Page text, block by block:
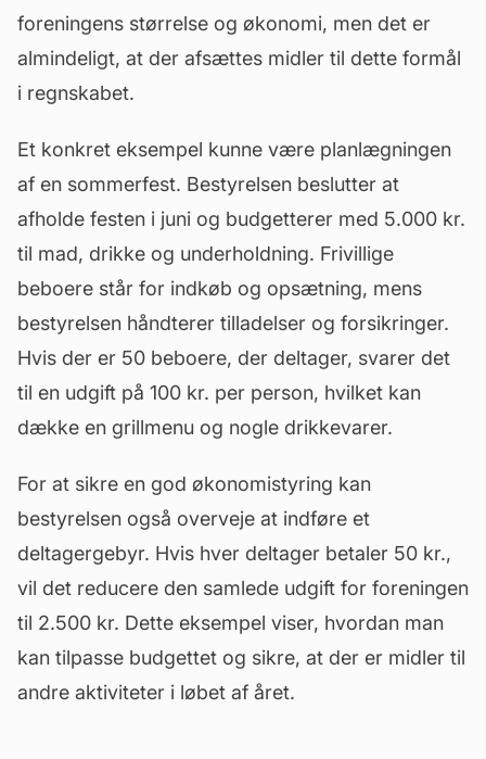
foreningens størrelse og økonomi, men det er
almindeligt, at der afsættes midler til dette formål
i regnskabet.
Et konkret eksempel kunne være planlægningen
af en sommerfest. Bestyrelsen beslutter at
afholde festen i juni og budgetterer med 5.000 kr.
til mad, drikke og underholdning. Frivillige
beboere står for indkøb og opsætning, mens
bestyrelsen håndterer tilladelser og forsikringer.
Hvis der er 50 beboere, der deltager, svarer det
til en udgift på 100 kr. per person, hvilket kan
dække en grillmenu og nogle drikkevarer.
For at sikre en god økonomistyring kan
bestyrelsen også overveje at indføre et
deltagergebyr. Hvis hver deltager betaler 50 kr.,
vil det reducere den samlede udgift for foreningen
til 2.500 kr. Dette eksempel viser, hvordan man
kan tilpasse budgettet og sikre, at der er midler til
andre aktiviteter i løbet af året.